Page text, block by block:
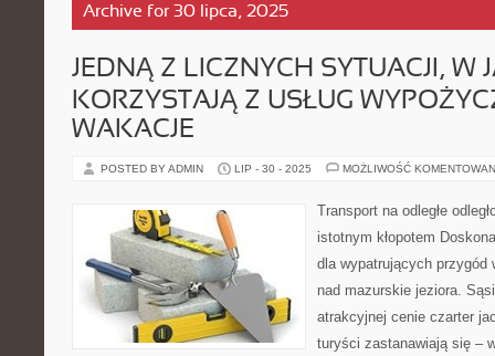
Archive for 30 lipca, 2025
JEDNĄ Z LICZNYCH SYTUACJI, W
KORZYSTAJĄ Z USŁUG
WAKACJE
POSTED BY ADMIN LIP - 30 - 2025 MOŻLIWOŚĆ
Transport na odległe
istotnym kłopotem
dla wypatrujących przygód
nad mazurskie jeziora.
atrakcyjnej cenie czarter
turyści zastanawiają się –